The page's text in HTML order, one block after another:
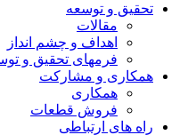
و توسعه
مقالات
اهداف و چشم انداز
فرمهای تحقیق و توسعه
و مشارکت
همکاری
فروش قطعات
های ارتباطی